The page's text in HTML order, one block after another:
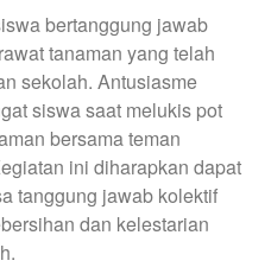
bertanggung jawab
tanaman yang telah
sekolah. Antusiasme
siswa saat melukis pot
bersama teman
ini diharapkan dapat
tanggung jawab kolektif
dan kelestarian